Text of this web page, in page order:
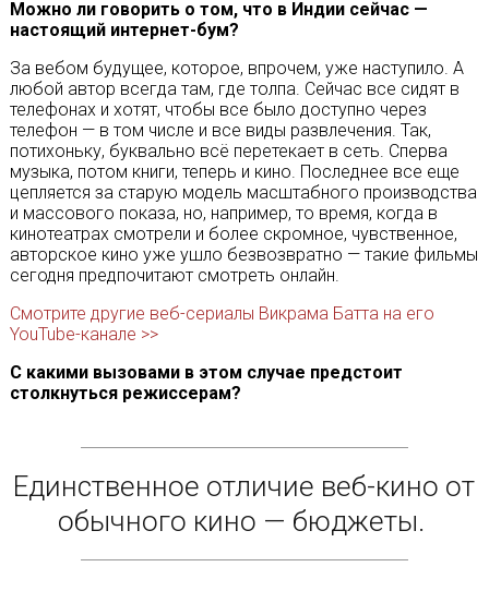
Можно ли говорить о том, что в Индии сейчас —
настоящий интернет-бум?
За вебом будущее, которое, впрочем, уже наступило. А
любой автор всегда там, где толпа. Сейчас все сидят в
телефонах и хотят, чтобы все было доступно через
телефон — в том числе и все виды развлечения. Так,
потихоньку, буквально всё перетекает в сеть. Сперва
музыка, потом книги, теперь и кино. Последнее все еще
цепляется за старую модель масштабного производства
и массового показа, но, например, то время, когда в
кинотеатрах смотрели и более скромное, чувственное,
авторское кино уже ушло безвозвратно — такие фильмы
сегодня предпочитают смотреть онлайн.
Смотрите другие веб-сериалы Викрама Батта на его
YouTube-канале >>
С какими вызовами в этом случае предстоит
столкнуться режиссерам?
Единственное отличие веб-кино от
обычного кино — бюджеты.